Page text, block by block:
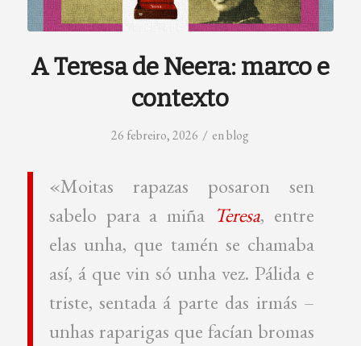
A Teresa de Neera: marco e
contexto
26 febreiro, 2026 / enblog
«Moitas rapazas posaron sen
sabelo para a miña Teresa, entre
elas unha, que tamén se chamaba
así, á que vin só unha vez. Pálida e
triste, sentada á parte das irmás –
unhas raparigas que facían bromas